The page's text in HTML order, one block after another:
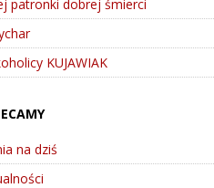
patronki dobrej śmierci
KUJAWIAK
na dziś